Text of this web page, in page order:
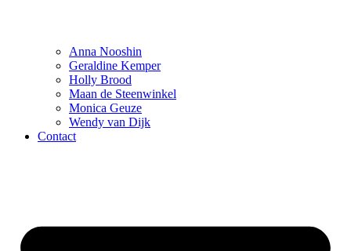
Anna Nooshin
Geraldine Kemper
Holly Brood
Maan de Steenwinkel
Monica Geuze
Wendy van Dijk
Contact